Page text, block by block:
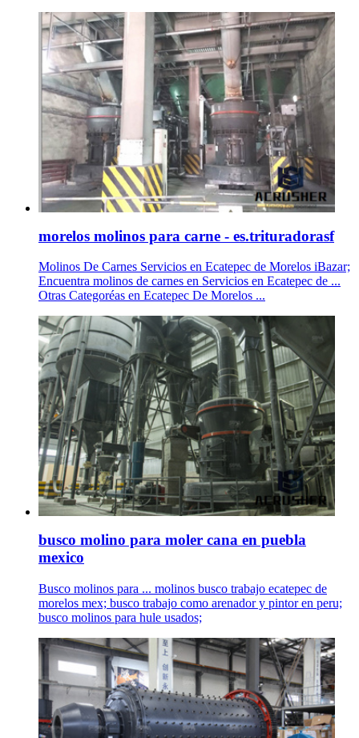
morelos molinos para carne - es.trituradorasf
Molinos De Carnes Servicios en Ecatepec de Morelos iBazar;
Encuentra molinos de carnes en Servicios en Ecatepec de ...
Otras Categoréas en Ecatepec De Morelos ...
busco molino para moler cana en puebla
mexico
Busco molinos para ... molinos busco trabajo ecatepec de
morelos mex; busco trabajo como arenador y pintor en peru;
busco molinos para hule usados;